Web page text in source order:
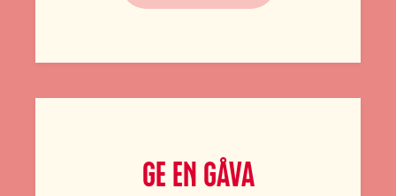
GE EN GÅVA